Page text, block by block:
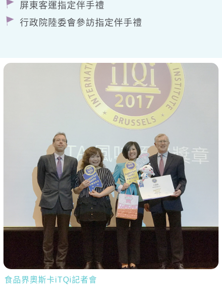
屏東客運指定伴手禮
行政院陸委會參訪指定伴手禮
食品界奧斯卡iTQi記者會